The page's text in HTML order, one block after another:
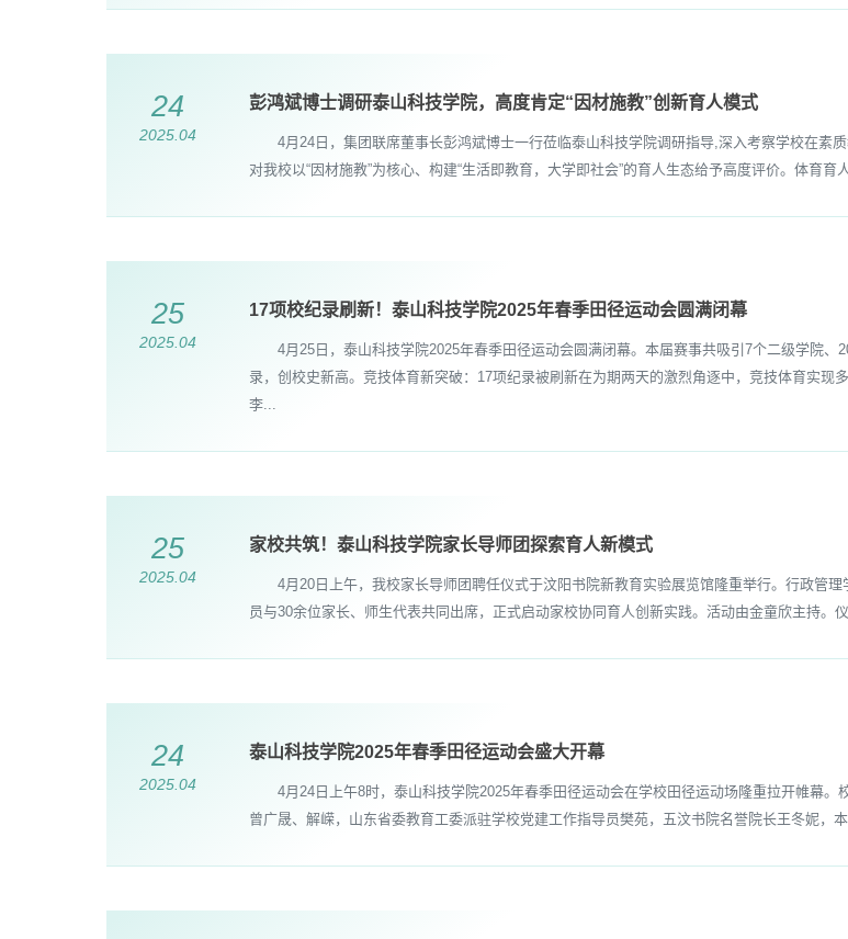
24
2025.04
彭鸿斌博士调研泰山科技学院，高度肯定“因材施教”创新育人模式
​4月24日，集团联席董事长彭鸿斌博士一行莅临泰山科技学院调研指导,深入考察学校在素
对我校以“因材施教”为核心、构建“生活即教育，大学即社会”的育人生态给予高度评价。体育
25
2025.04
17项校纪录刷新！泰山科技学院2025年春季田径运动会圆满闭幕
4月25日，泰山科技学院2025年春季田径运动会圆满闭幕。本届赛事共吸引7个二级学院、
录，创校史新高。竞技体育新突破：17项纪录被刷新在为期两天的激烈角逐中，竞技体育实
李...
25
2025.04
家校共筑！泰山科技学院家长导师团探索育人新模式
4月20日上午，我校家长导师团聘任仪式于汶阳书院新教育实验展览馆隆重举行。行政管
员与30余位家长、师生代表共同出席，正式启动家校协同育人创新实践。活动由金童欣主持
24
2025.04
泰山科技学院2025年春季田径运动会盛大开幕
4月24日上午8时，泰山科技学院2025年春季田径运动会在学校田径运动场隆重拉开帷幕。
曾广晟、解嵘，山东省委教育工委派驻学校党建工作指导员樊苑，五汶书院名誉院长王冬妮